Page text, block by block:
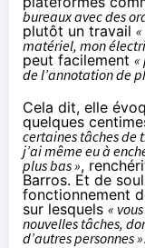
bureaux avec des
plutôt un travail
matériel, mon
peut facilement «
de l’annotation de
Cela dit, elle
quelques
certaines tâches de
j’ai même eu à
plus bas »,
Barros. Et de
fonctionnement
sur lesquels «
nouvelles tâches,
d’autres personnes ».